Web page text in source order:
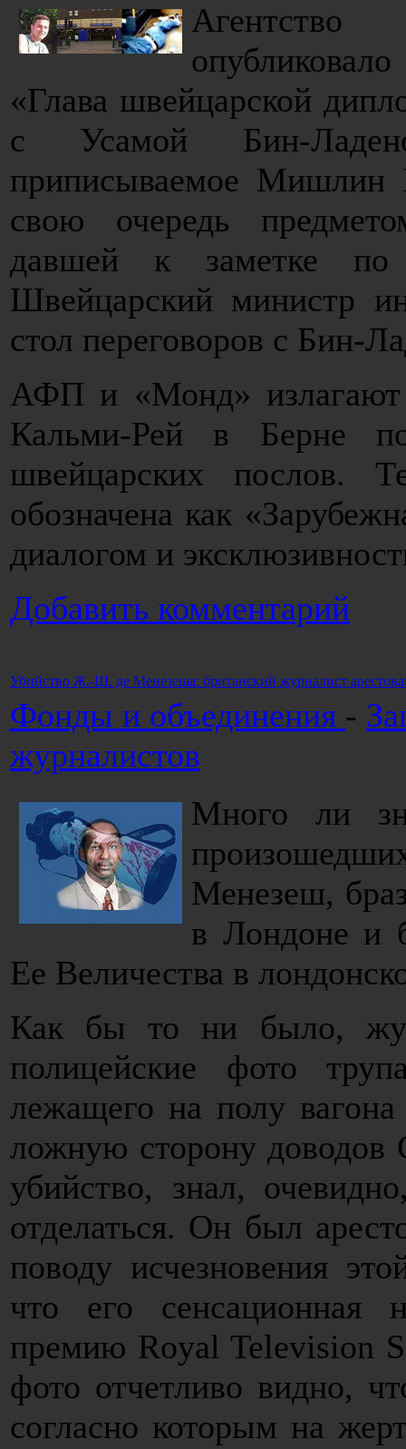
«Глава швейцарской
с Усамой Бин-
приписываемое Мишлин
свою очередь
давшей к заметке по
Швейцарский министр
стол переговоров с Бин-
АФП и «Монд»
Кальми-Рей в Берне
швейцарских послов.
обозначена как
диалогом и
Добавить комментарий
Убийство Ж.-Ш. де Менезеша: британский журналист
Фонды и объединения -
журналистов
Много ли
Менезеш,
в Лондоне и
Ее Величества в
Как бы то ни было,
полицейские фото
лежащего на полу
ложную сторону
убийство, знал,
отделаться. Он был
поводу исчезновения
что его сенсационная
премию Royal Television
фото отчетливо видно,
согласно которым на